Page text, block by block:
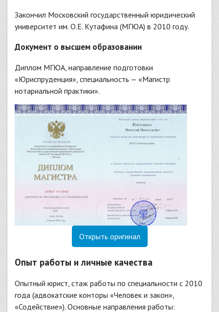
Закончил Московский государственный юридический
университет им. О.Е. Кутафина (МГЮА) в 2010 году.
Документ о высшем образовании
Диплом МГЮА, направление подготовки
«Юриспруденция», специальность — «Магистр
нотариальной практики».
Открыть оригинал
Опыт работы и личные качества
Опытный юрист, стаж работы по специальности с 2010
года (адвокатские конторы «Человек и закон»,
«Содействие»). Основные направления работы: